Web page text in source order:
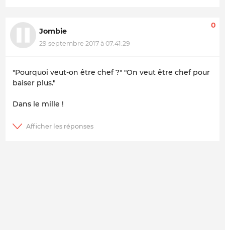
Jombie
29 septembre 2017 à 07:41:29
0
"Pourquoi veut-on être chef ?" "On veut être chef pour
baiser plus."
Dans le mille !